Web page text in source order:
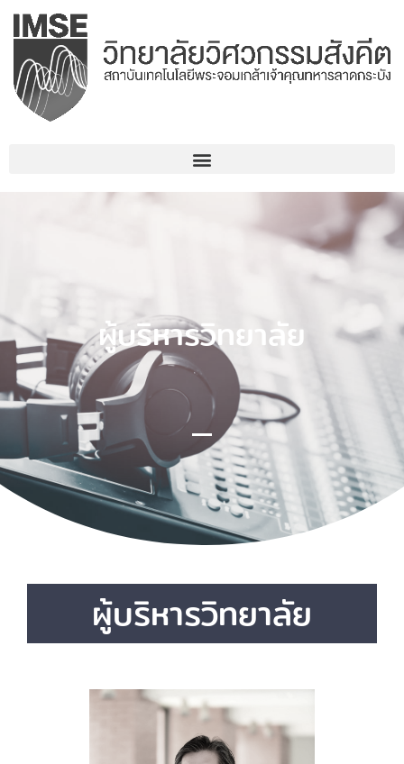
Skip
ผู้บริหารวิทยาลัย
ผู้บริหารวิทยาลัย